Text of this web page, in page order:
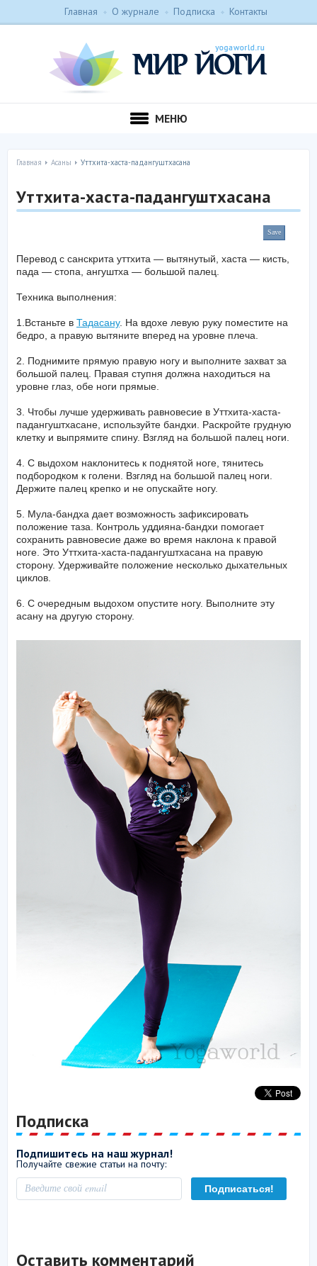
Главная О журнале Подписка Контакты
МЕНЮ
Главная Асаны Уттхита-хаста-падангуштхасана
Уттхита-хаста-падангуштхасана
Save
Перевод с санскрита уттхита — вытянутый, хаста — кисть,
пада — стопа, ангуштха — большой палец.
Техника выполнения:
1.Встаньте в Тадасану. На вдохе левую руку поместите на
бедро, а правую вытяните вперед на уровне плеча.
2. Поднимите прямую правую ногу и выполните захват за
большой палец. Правая ступня должна находиться на
уровне глаз, обе ноги прямые.
3. Чтобы лучше удерживать равновесие в Уттхита-хаста-
падангуштхасане, используйте бандхи. Раскройте грудную
клетку и выпрямите спину. Взгляд на большой палец ноги.
4. С выдохом наклонитесь к поднятой ноге, тянитесь
подбородком к голени. Взгляд на большой палец ноги.
Держите палец крепко и не опускайте ногу.
5. Мула-бандха дает возможность зафиксировать
положение таза. Контроль уддияна-бандхи помогает
сохранить равновесие даже во время наклона к правой
ноге. Это Уттхита-хаста-падангуштхасана на правую
сторону. Удерживайте положение несколько дыхательных
циклов.
6. С очередным выдохом опустите ногу. Выполните эту
асану на другую сторону.
Подписка
Подпишитесь на наш журнал!
Получайте свежие статьи на почту:
Оставить комментарий